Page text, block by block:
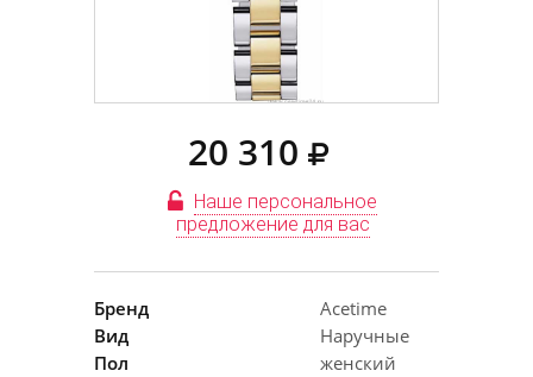
20 310
Наше персональное
предложение для вас
Бренд
Acetime
Вид
Наручные
Пол
женский